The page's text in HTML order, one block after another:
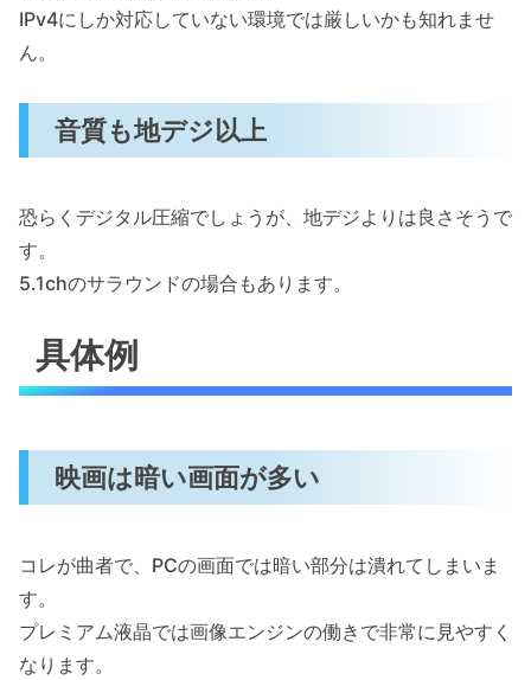
IPv4にしか対応していない環境では厳しいかも知れませ
ん。
音質も地デジ以上
恐らくデジタル圧縮でしょうが、地デジよりは良さそうで
す。
5.1chのサラウンドの場合もあります。
具体例
映画は暗い画面が多い
コレが曲者で、PCの画面では暗い部分は潰れてしまいま
す。
プレミアム液晶では画像エンジンの働きで非常に見やすく
なります。